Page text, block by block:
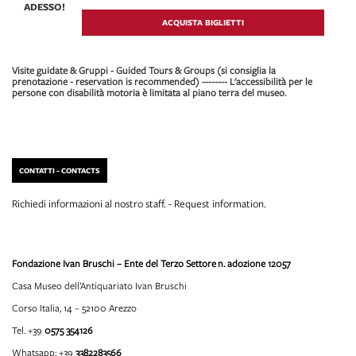
ADESSO!
ACQUISTA BIGLIETTI
Visite guidate & Gruppi - Guided Tours & Groups (si consiglia la
prenotazione - reservation is recommended) -------- L'accessibilità per le
persone con disabilità motoria è limitata al piano terra del museo.
CONTATTI - CONTACTS
Richiedi informazioni al nostro staff. - Request information.
Fondazione Ivan Bruschi – Ente del Terzo Settoren. adozione 12057
Casa Museo dell’Antiquariato Ivan Bruschi
Corso Italia, 14 – 52100 Arezzo
Tel. +39 0575 354126
Whatsapp: +39 3382283566